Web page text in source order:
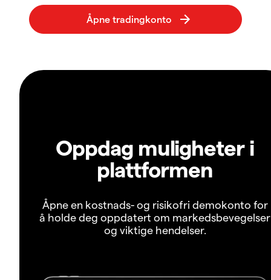
Oppdag muligheter i
plattformen
Åpne en kostnads- og risikofri demokonto for
å holde deg oppdatert om markedsbevegelser
og viktige hendelser.